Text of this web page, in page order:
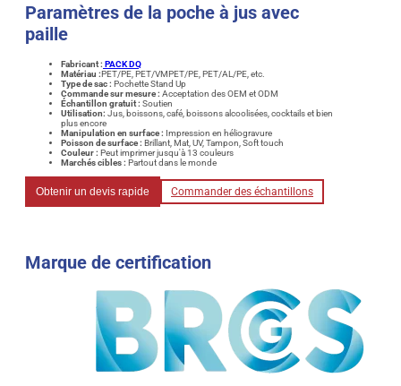
Paramètres de la poche à jus avec
paille
Fabricant : PACK DQ
Matériau :PET/PE, PET/VMPET/PE, PET/AL/PE, etc.
Type de sac : Pochette Stand Up
Commande sur mesure : Acceptation des OEM et ODM
Échantillon gratuit : Soutien
Utilisation: Jus, boissons, café, boissons alcoolisées, cocktails et bien
plus encore
Manipulation en surface : Impression en héliogravure
Poisson de surface : Brillant, Mat, UV, Tampon, Soft touch
Couleur : Peut imprimer jusqu'à 13 couleurs
Marchés cibles : Partout dans le monde
Obtenir un devis rapide Commander des échantillons
Marque de certification